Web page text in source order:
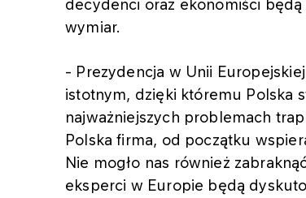
decydenci oraz ekonomiści
wymiar.
- Prezydencja w Unii
istotnym, dzięki któremu Polska
najważniejszych problemach
Polska firma, od początku
Nie mogło nas również
eksperci w Europie będą